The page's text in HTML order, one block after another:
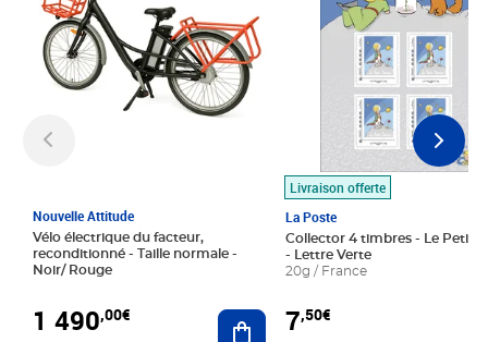
Nouvelle Attitude
Vélo électrique du facteur,
reconditionné - Taille normale -
Noir/ Rouge
1 490,00€ Ajouter au panier
Livraison offerte
La Poste
Collector 4 timbres - Le Petit
- Lettre Verte
20g / France
7,50€